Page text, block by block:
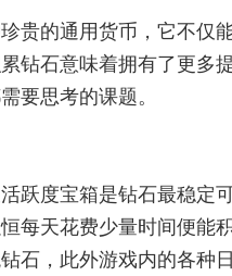
贵的通用货币，它不仅
钻石意味着拥有了更多
要思考的课题。
跃度宝箱是钻石最稳定
每天花费少量时间便能
石，此外游戏内的各种